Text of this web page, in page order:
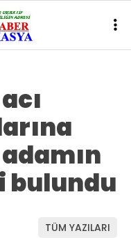
bulundu
TÜM YAZILARI